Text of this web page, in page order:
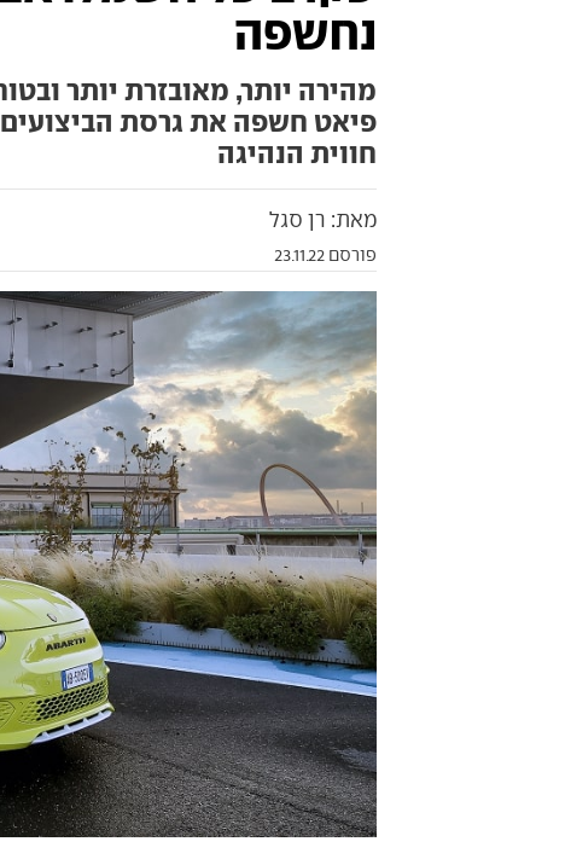
נחשפה
מהירה יותר, מאובזרת יותר
חווית הנהיגה
מאת: רן סגל
פורסם 23.11.22